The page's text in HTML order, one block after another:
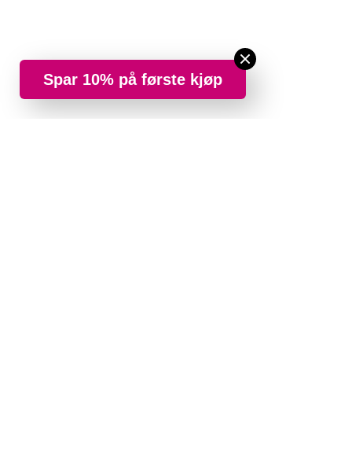
Spar 10% på første kjøp